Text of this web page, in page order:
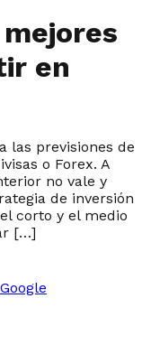
en
las previsiones de
o Forex. A
no vale y
de inversión
corto y el medio
[…]